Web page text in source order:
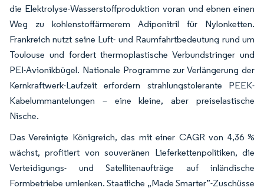
die Elektrolyse-Wasserstoffproduktion voran und ebnen einen
Weg zu kohlenstoffärmerem Adiponitril für Nylonketten.
Frankreich nutzt seine Luft- und Raumfahrtbedeutung rund um
Toulouse und fordert thermoplastische Verbundstringer und
PEI-Avionikbügel. Nationale Programme zur Verlängerung der
Kernkraftwerk-Laufzeit erfordern strahlungstolerante PEEK-
Kabelummantelungen – eine kleine, aber preiselastische
Nische.
Das Vereinigte Königreich, das mit einer CAGR von 4,36 %
wächst, profitiert von souveränen Lieferkettenpolitiken, die
Verteidigungs- und Satellitenaufträge auf inländische
Formbetriebe umlenken. Staatliche „Made Smarter”-Zuschüsse